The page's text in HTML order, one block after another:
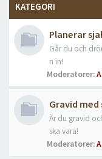
KATEGORI
Planerar
Går du och
n in!
Moderatorer:
Gravid med
Är du gravid
ska vara!
Moderatorer: